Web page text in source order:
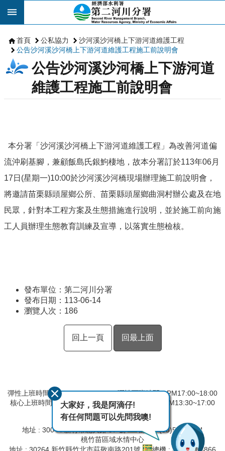
跳到主要內容區塊
首頁 公私協力
沙河溪沙河橋上下游河道維護工程
公告沙河溪沙河橋上下游河道維護工程施工前說明會
公告沙河溪沙河橋上下游河道
維護工程施工前說明會
本分署「沙河溪沙河橋上下游河道維護工程」為改善河道偏
流沖刷基腳，兼顧飯島氏銀鮈棲地，故本分署訂於113年06月
17日(星期一)10:00於沙河溪沙河橋現場辦理施工前說明會，
將邀請苗栗縣頭屋鄉公所、苗栗縣頭屋鄉曲洞村辦公處及在地
民眾，針對本工程方案及生態措施進行說明，並於施工前向施
工人員辦理生態教育訓練及宣導，以落實生態檢核。
發布單位：第二河川分署
發布日期：113-06-14
瀏覽人次： 186
回上一頁 回最上面
彈性上班時間：AM8:00~09:00 彈性下班時間：PM17:00~18:00
核心上班時間：星期一 ~ 星期五 AM09:00~12:30 PM13:30~17:00
第二河川分署
地址 : 30044 新竹市北大路 97 號
總機 : (03)532-2334
桃竹苗區域水情中心
地址 : 30264 新竹縣竹北市莊敬南路201號
總機 : (03)657-8866
大家好，我是阿滴仔!
有任何問題可以先問我噢!